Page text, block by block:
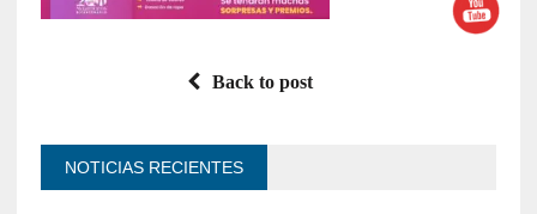
Back to post
NOTICIAS RECIENTES